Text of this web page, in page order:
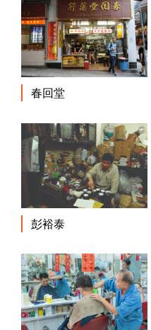
春回堂
彭裕泰